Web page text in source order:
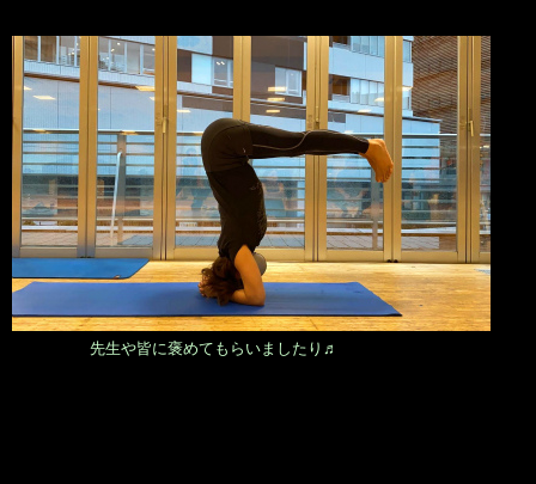
先生や皆に褒めてもらいましたり♬